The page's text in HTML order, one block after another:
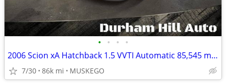
• • • •
2006 Scion xA Hatchback 1.5 VVTI Automatic 85,545 miles
7/30 86k mi MUSKEGO